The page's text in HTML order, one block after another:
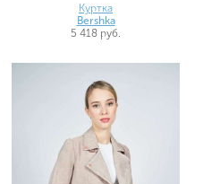
Куртка
Bershka
5 418 руб.